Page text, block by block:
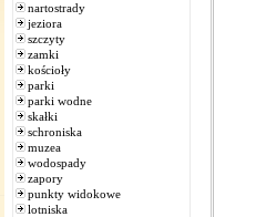
nartostrady
jeziora
szczyty
zamki
kościoły
parki
parki wodne
skałki
schroniska
muzea
wodospady
zapory
punkty widokowe
lotniska